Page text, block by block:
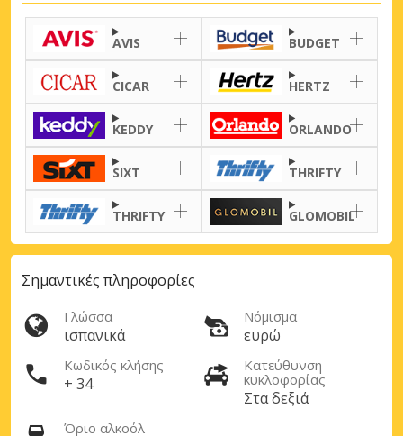
AVIS BUDGET
CICAR HERTZ
KEDDY ORLANDO
SIXT THRIFTY
THRIFTY GLOMOBIL
Σημαντικές πληροφορίες
Γλώσσα
ισπανικά
Νόμισμα
ευρώ
Κωδικός κλήσης
+ 34
Κατεύθυνση
κυκλοφορίας
Στα δεξιά
Όριο αλκοόλ